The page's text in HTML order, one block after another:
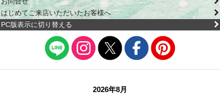
はじめてご来店いただいたお客様へ
PC版表示に切り替える
2026年8月